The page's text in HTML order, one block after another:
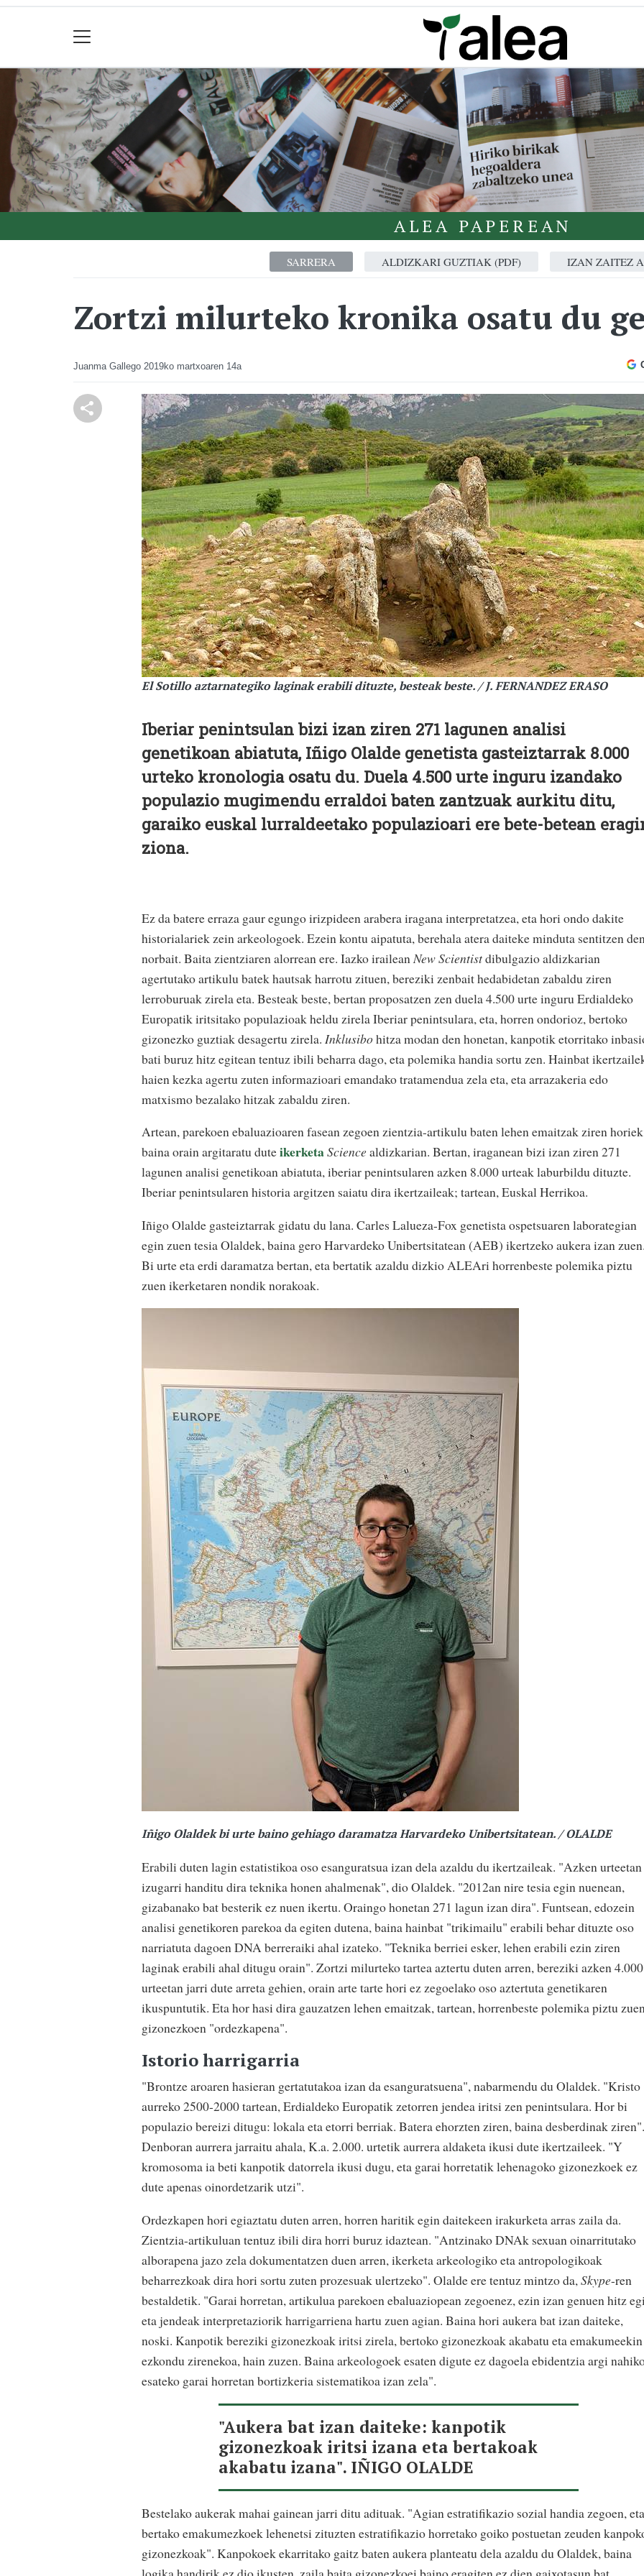
ALEA PAPEREAN
SARRERA ALDIZKARI GUZTIAK (PDF) IZAN ZAITEZ
Zortzi milurteko kronika osatu du
Juanma Gallego 2019ko martxoaren 14a
El Sotillo aztarnategiko laginak erabili dituzte, besteak beste. / J. FERNANDEZ ERASO
Iberiar penintsulan bizi izan ziren 271 lagunen analisi
genetikoan abiatuta, Iñigo Olalde genetista gasteiztarrak 8.000
urteko kronologia osatu du. Duela 4.500 urte inguru izandako
populazio mugimendu erraldoi baten zantzuak aurkitu ditu,
garaiko euskal lurraldeetako populazioari ere bete-betean
ziona.
Ez da batere erraza gaur egungo irizpideen arabera iragana interpretatzea, eta hori ondo dakite
historialariek zein arkeologoek. Ezein kontu aipatuta, berehala atera daiteke minduta sentitzen
norbait. Baita zientziaren alorrean ere. Iazko iraileanNew Scientistdibulgazio aldizkarian
agertutako artikulu batek hautsak harrotu zituen, bereziki zenbait hedabidetan zabaldu ziren
lerroburuak zirela eta. Besteak beste, bertan proposatzen zen duela 4.500 urte inguru Erdialdeko
Europatik iritsitako populazioak heldu zirela Iberiar penintsulara, eta, horren ondorioz, bertoko
gizonezko guztiak desagertu zirela. Inklusibohitza modan den honetan, kanpotik etorritako
bati buruz hitz egitean tentuz ibili beharra dago, eta polemika handia sortu zen. Hainbat
haien kezka agertu zuten informazioari emandako tratamendua zela eta, eta arrazakeria edo
matxismo bezalako hitzak zabaldu ziren.
Artean, parekoen ebaluazioaren fasean zegoen zientzia-artikulu baten lehen emaitzak ziren
baina orain argitaratu duteikerketaSciencealdizkarian. Bertan, iraganean bizi izan ziren 271
lagunen analisi genetikoan abiatuta, iberiar penintsularen azken 8.000 urteak laburbildu dituzte.
Iberiar penintsularen historia argitzen saiatu dira ikertzaileak; tartean, Euskal Herrikoa.
Iñigo Olalde gasteiztarrak gidatu du lana. Carles Lalueza-Fox genetista ospetsuaren laborategian
egin zuen tesia Olaldek, baina gero Harvardeko Unibertsitatean (AEB) ikertzeko aukera izan
Bi urte eta erdi daramatza bertan, eta bertatik azaldu dizkio ALEAri horrenbeste polemika piztu
zuen ikerketaren nondik norakoak.
Iñigo Olaldek bi urte baino gehiago daramatza Harvardeko Unibertsitatean. / OLALDE
Erabili duten lagin estatistikoa oso esanguratsua izan dela azaldu du ikertzaileak. "Azken urteetan
izugarri handitu dira teknika honen ahalmenak", dio Olaldek. "2012an nire tesia egin nuenean,
gizabanako bat besterik ez nuen ikertu. Oraingo honetan 271 lagun izan dira". Funtsean, edozein
analisi genetikoren parekoa da egiten dutena, baina hainbat "trikimailu" erabili behar dituzte oso
narriatuta dagoen DNA berreraiki ahal izateko. "Teknika berriei esker, lehen erabili ezin ziren
laginak erabili ahal ditugu orain". Zortzi milurteko tartea aztertu duten arren, bereziki azken 4.000
urteetan jarri dute arreta gehien, orain arte tarte hori ez zegoelako oso aztertuta genetikaren
ikuspuntutik. Eta hor hasi dira gauzatzen lehen emaitzak, tartean, horrenbeste polemika piztu
gizonezkoen "ordezkapena".
Istorio harrigarria
"Brontze aroaren hasieran gertatutakoa izan da esanguratsuena", nabarmendu du Olaldek. "Kristo
aurreko 2500-2000 tartean, Erdialdeko Europatik zetorren jendea iritsi zen penintsulara. Hor bi
populazio bereizi ditugu: lokala eta etorri berriak. Batera ehorzten ziren, baina desberdinak ziren".
Denboran aurrera jarraitu ahala, K.a. 2.000. urtetik aurrera aldaketa ikusi dute ikertzaileek. "Y
kromosoma ia beti kanpotik datorrela ikusi dugu, eta garai horretatik lehenagoko gizonezkoek ez
dute apenas oinordetzarik utzi".
Ordezkapen hori egiaztatu duten arren, horren haritik egin daitekeen irakurketa arras zaila da.
Zientzia-artikuluan tentuz ibili dira horri buruz idaztean. "Antzinako DNAk sexuan oinarritutako
alborapena jazo zela dokumentatzen duen arren, ikerketa arkeologiko eta antropologikoak
beharrezkoak dira hori sortu zuten prozesuak ulertzeko". Olalde ere tentuz mintzo da,Skype-ren
bestaldetik. "Garai horretan, artikulua parekoen ebaluaziopean zegoenez, ezin izan genuen hitz
eta jendeak interpretaziorik harrigarriena hartu zuen agian. Baina hori aukera bat izan daiteke,
noski. Kanpotik bereziki gizonezkoak iritsi zirela, bertoko gizonezkoak akabatu eta emakumeekin
ezkondu zirenekoa, hain zuzen. Baina arkeologoek esaten digute ez dagoela ebidentzia argi
esateko garai horretan bortizkeria sistematikoa izan zela".
"Aukera bat izan daiteke: kanpotik
gizonezkoak iritsi izana eta bertakoak
akabatu izana". IÑIGO OLALDE
Bestelako aukerak mahai gainean jarri ditu adituak. "Agian estratifikazio sozial handia zegoen, eta
bertako emakumezkoek lehenetsi zituzten estratifikazio horretako goiko postuetan zeuden
gizonezkoak". Kanpokoek ekarritako gaitz baten aukera planteatu dela azaldu du Olaldek, baina